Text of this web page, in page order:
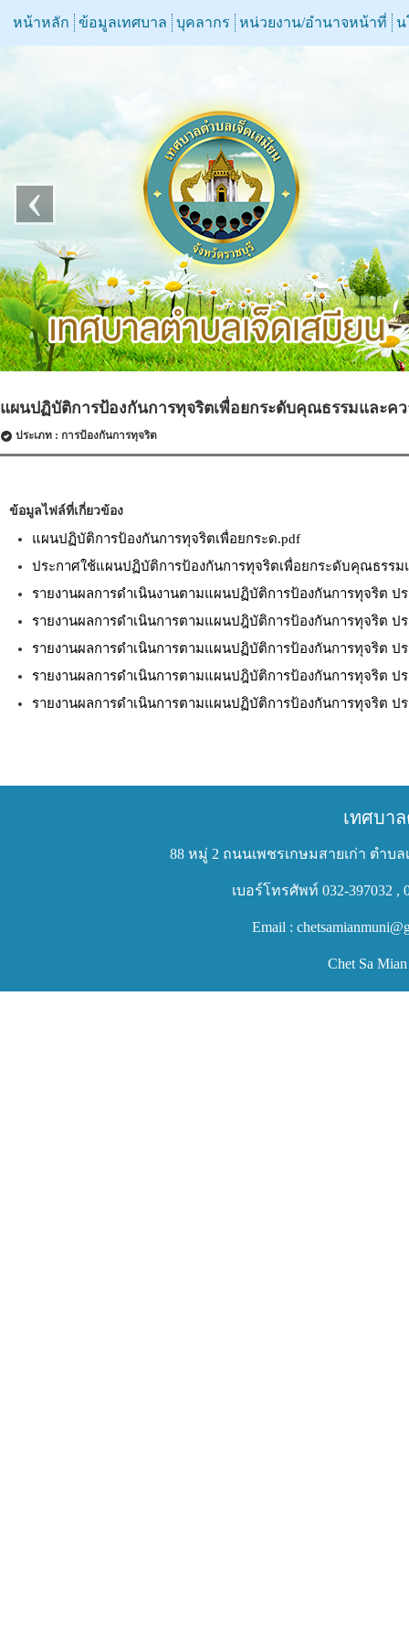
หน้าหลัก ข้อมูลเทศบาล บุคลากร หน่วยงาน/อำนาจหน้าที่ น
‹
แผนปฏิบัติการป้องกันการทุจริตเพื่อยกระดับคุณธรรมและคว
ประเภท : การป้องกันการทุจริต
ข้อมูลไฟล์ที่เกี่ยวข้อง
แผนปฏิบัติการป้องกันการทุจริตเพื่อยกระด.pdf
ประกาศใช้แผนปฏิบัติการป้องกันการทุจริตเพื่อยกระดับคุณธรรม
รายงานผลการดำเนินงานตามแผนปฏิบัติการป้องกันการทุจริต ป
รายงานผลการดำเนินการตามแผนปฎิบัติการป้องกันการทุจริต ป
รายงานผลการดำเนินการตามแผนปฏิบัติการป้องกันการทุจริต ป
รายงานผลการดำเนินการตามแผนปฎิบัติการป้องกันการทุจริต ป
รายงานผลการดำเนินการตามแผนปฏิบัติการป้องกันการทุจริต ป
เทศบา
88 หมู่ 2 ถนนเพชรเกษมสายเก่า ตำบ
เบอร์โทรศัพท์ 032-397032 ,
Email :
Chet Sa